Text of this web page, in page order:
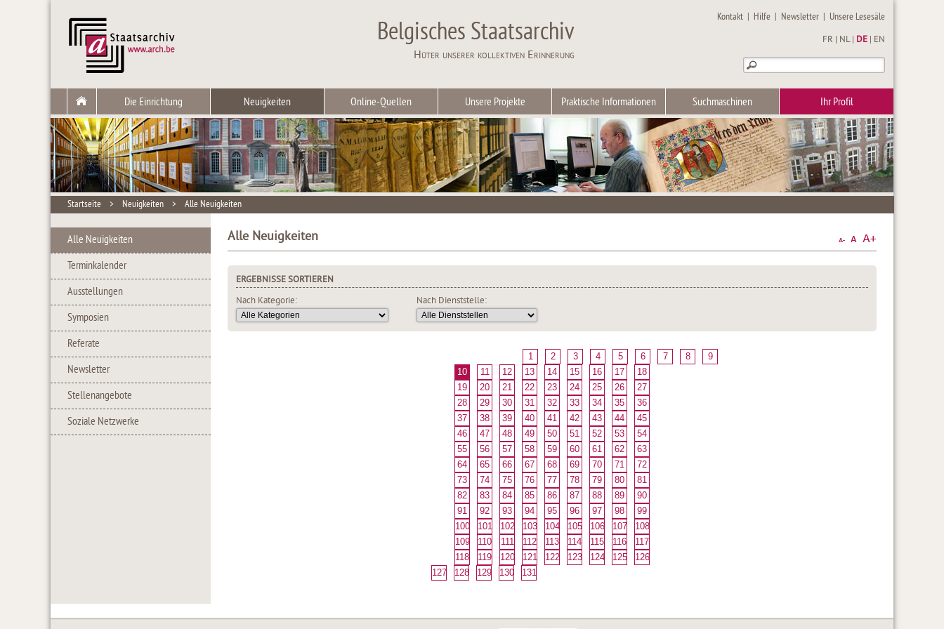
Belgisches Staatsarchiv
Hüter unserer kollektiven Erinnerung
Kontakt | Hilfe | Newsletter | Unsere Lesesäle
FR NL| DE EN
Die Einrichtung Neuigkeiten Online-Quellen Unsere Projekte Praktische Informationen Suchmaschinen Ihr Profil
Startseite > Neuigkeiten > Alle Neuigkeiten
Alle Neuigkeiten
Terminkalender
Ausstellungen
Symposien
Referate
Newsletter
Stellenangebote
Soziale Netzwerke
Alle Neuigkeiten
ERGEBNISSE SORTIEREN
Nach Kategorie:
Nach Dienststelle:
1 2 3 4 5 6 7 8
9
10
11 12 13 14 15 16 17
18
19
20 21 22 23 24 25 26
27
28
29 30 31 32 33 34 35
36
37
38 39 40 41 42 43 44
45
46
47 48 49 50 51 52 53
54
55
56 57 58 59 60 61 62
63
64
65 66 67 68 69 70 71
72
73
74 75 76 77 78 79 80
81
82
83 84 85 86 87 88 89
90
91
92 93 94 95 96 97 98
99
100
101 102 103 104 105 106 107
108
109
110 111 112 113 114 115 116
117
118
119 120 121 122 123 124 125
126
127
128 129 130 131